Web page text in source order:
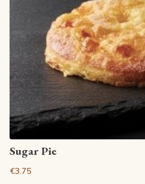
Sugar Pie
€3.75